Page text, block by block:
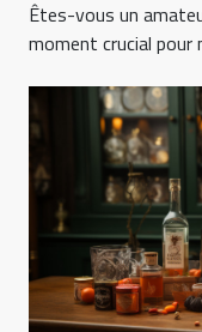
Êtes-vous un
moment crucial pour